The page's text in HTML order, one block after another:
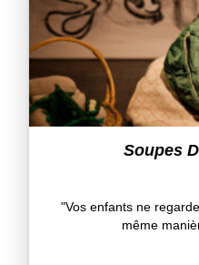
Soupes
"Vos enfants ne
même